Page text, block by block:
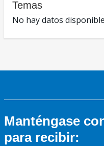
Temas
No hay datos
Manténgase
para recibir: